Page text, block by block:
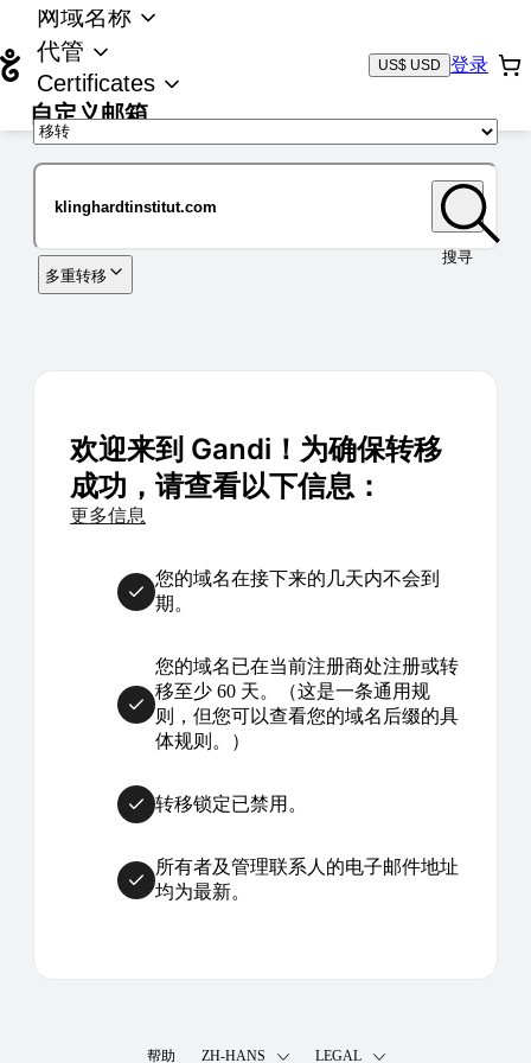
网域名称
代管
Certificates
自定义邮箱
US$ USD 登录
搜寻
多重转移
欢迎来到 Gandi！为确保转移
成功，请查看以下信息：
更多信息
您的域名在接下来的几天内不会到
期。
您的域名已在当前注册商处注册或转
移至少 60 天。（这是一条通用规
则，但您可以查看您的域名后缀的具
体规则。）
转移锁定已禁用。
所有者及管理联系人的电子邮件地址
均为最新。
帮助 ZH-HANS LEGAL